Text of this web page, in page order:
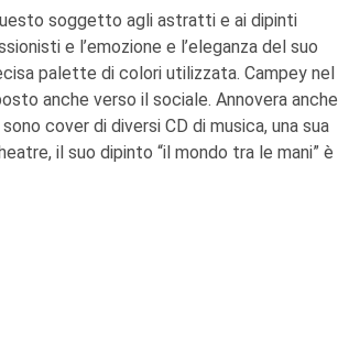
soggetto agli astratti e ai dipinti
e l’emozione e l’eleganza del suo
palette di colori utilizzata. Campey nel
anche verso il sociale. Annovera anche
cover di diversi CD di musica, una sua
il suo dipinto “il mondo tra le mani” è